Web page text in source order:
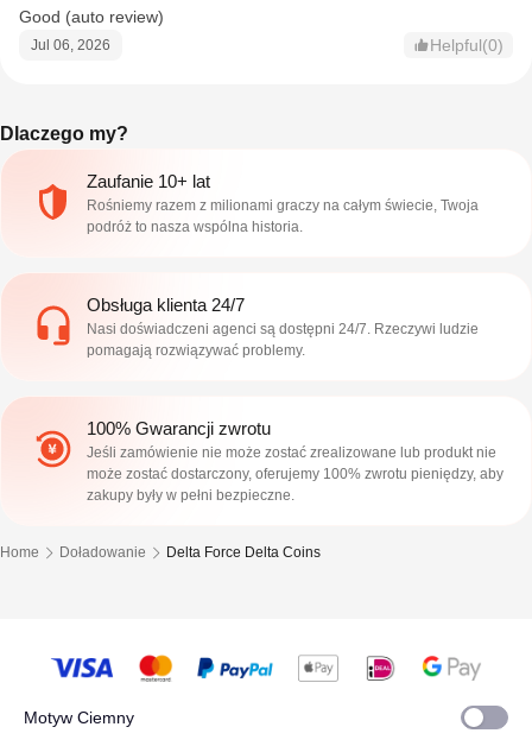
Good (auto review)
Jul 06, 2026 Helpful(0)
Dlaczego my?
Zaufanie 10+ lat
Rośniemy razem z milionami graczy na całym świecie, Twoja
podróż to nasza wspólna historia.
Obsługa klienta 24/7
Nasi doświadczeni agenci są dostępni 24/7. Rzeczywi ludzie
pomagają rozwiązywać problemy.
100% Gwarancji zwrotu
Jeśli zamówienie nie może zostać zrealizowane lub produkt nie
może zostać dostarczony, oferujemy 100% zwrotu pieniędzy, aby
zakupy były w pełni bezpieczne.
Home Doładowanie Delta Force Delta Coins
Motyw Ciemny